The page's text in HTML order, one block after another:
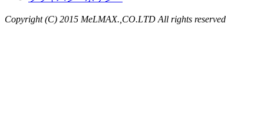
Copyright (C) 2015 MeLMAX.,CO.LTD All rights reserved